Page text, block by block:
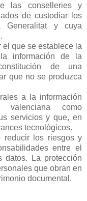
las conselleries y
de custodiar los
y cuya
el que se establece la
información de la
de una
que no se produzca
a la información
valenciana como
servicios y que, en
tecnológicos.
reducir los riesgos y
entre el
datos. La protección
que obran en
documental.